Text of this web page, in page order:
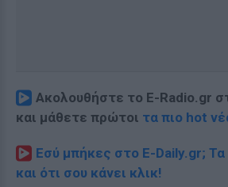
Ακολουθήστε το E-Radio.gr
και μάθετε πρώτοι τα πιο hot
Εσύ μπήκες στο E-Daily.gr;
και ότι σου κάνει κλικ!